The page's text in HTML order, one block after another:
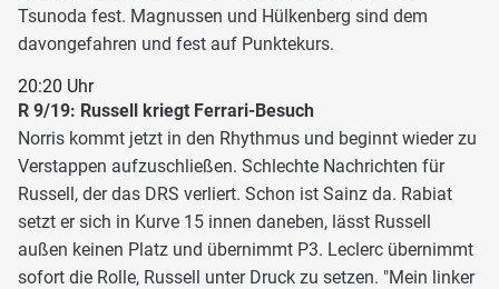
Tsunoda fest. Magnussen und Hülkenberg sind dem
davongefahren und fest auf Punktekurs.
20:20 Uhr
R 9/19: Russell kriegt Ferrari-Besuch
Norris kommt jetzt in den Rhythmus und beginnt wieder zu
Verstappen aufzuschließen. Schlechte Nachrichten für
Russell, der das DRS verliert. Schon ist Sainz da. Rabiat
setzt er sich in Kurve 15 innen daneben, lässt Russell
außen keinen Platz und übernimmt P3. Leclerc übernimmt
sofort die Rolle, Russell unter Druck zu setzen. "Mein linker